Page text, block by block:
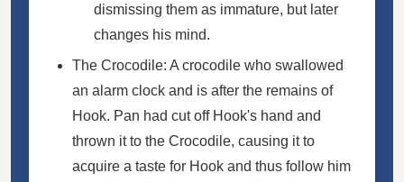
dismissing them as immature, but later
changes his mind.
The Crocodile: A crocodile who swallowed
an alarm clock and is after the remains of
Hook. Pan had cut off Hook's hand and
thrown it to the Crocodile, causing it to
acquire a taste for Hook and thus follow him